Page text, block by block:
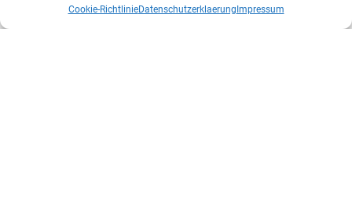
Cookie-RichtlinieDatenschutzerklaerung Impressum